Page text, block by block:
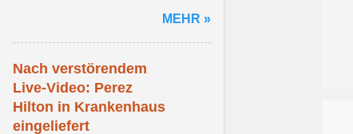
MEHR »
Nach verstörendem
Live-Video: Perez
Hilton in Krankenhaus
eingeliefert